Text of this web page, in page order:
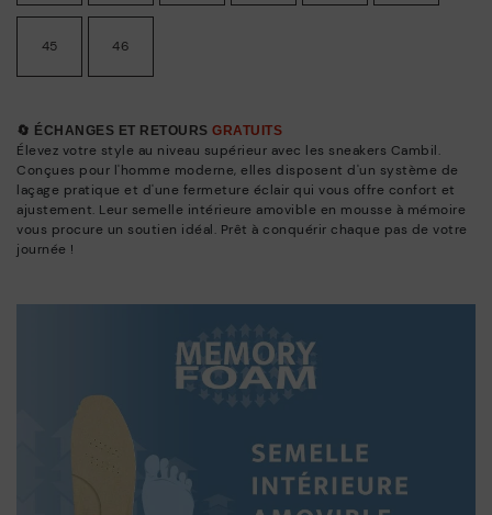
45 46
🔄 ÉCHANGES ET RETOURS GRATUITS
Élevez votre style au niveau supérieur avec les sneakers Cambil.
Conçues pour l'homme moderne, elles disposent d'un système de
laçage pratique et d'une fermeture éclair qui vous offre confort et
ajustement. Leur semelle intérieure amovible en mousse à mémoire
vous procure un soutien idéal. Prêt à conquérir chaque pas de votre
journée !